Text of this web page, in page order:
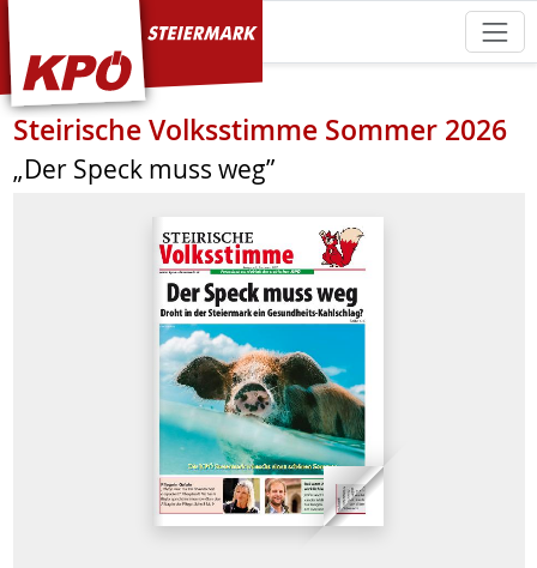
KPÖ Steiermark
Steirische Volksstimme Sommer 2026
„Der Speck muss weg”